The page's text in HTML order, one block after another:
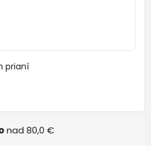
prianí
nad 80,0 €